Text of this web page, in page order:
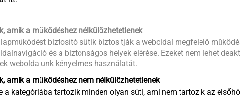
amik a működéshez nélkülözhetetlenek
biztosító sütik biztosítják a weboldal megfelelő
és a biztonságos helyek elérése. Ezeket nem lehet
weboldalunk kényelmes használatát.
amik a működéshez nem nélkülözhetetlenek
a kategóriába tartozik minden olyan süti, ami nem tartozik az